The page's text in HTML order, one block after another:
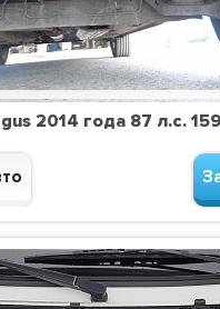
2014 года 87 л.с.